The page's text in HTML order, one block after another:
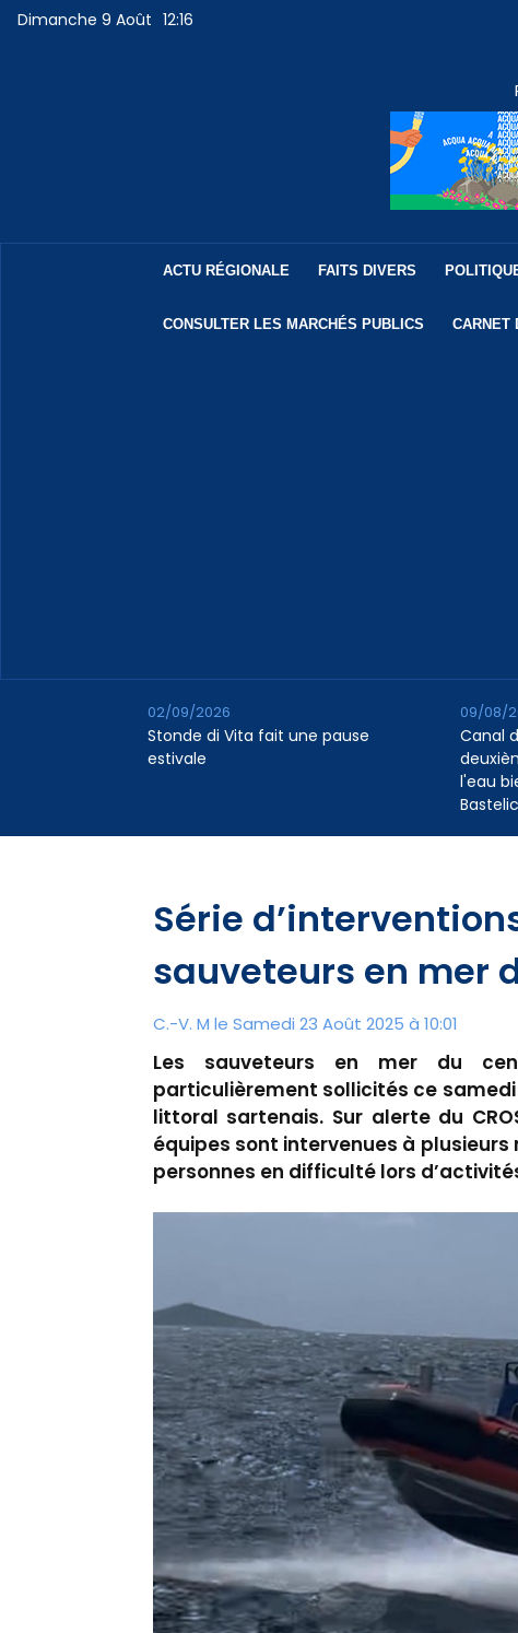
Dimanche 9 Août 12:16
ACTU RÉGIONALE FAITS DIVERS
CONSULTER LES MARCHÉS PUBLICS CARNET
Stonde di Vita fait une pause
estivale
02/09/2026
Canal
l'eau
09/08/
Série
sauveteurs en mer
C.-V. M le Samedi 23 Août 2025 à 10:01
Les sauveteurs en mer du
particulièrement sollicités ce
littoral sartenais. Sur alerte du
équipes sont intervenues à
personnes en difficulté lors